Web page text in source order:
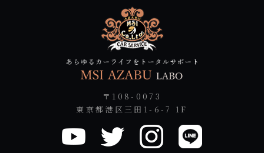
〒108-0073
東京都港区三田1-6-7 1F